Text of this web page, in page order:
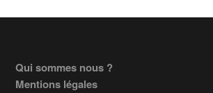
Footer
Qui sommes nous ?
Mentions légales